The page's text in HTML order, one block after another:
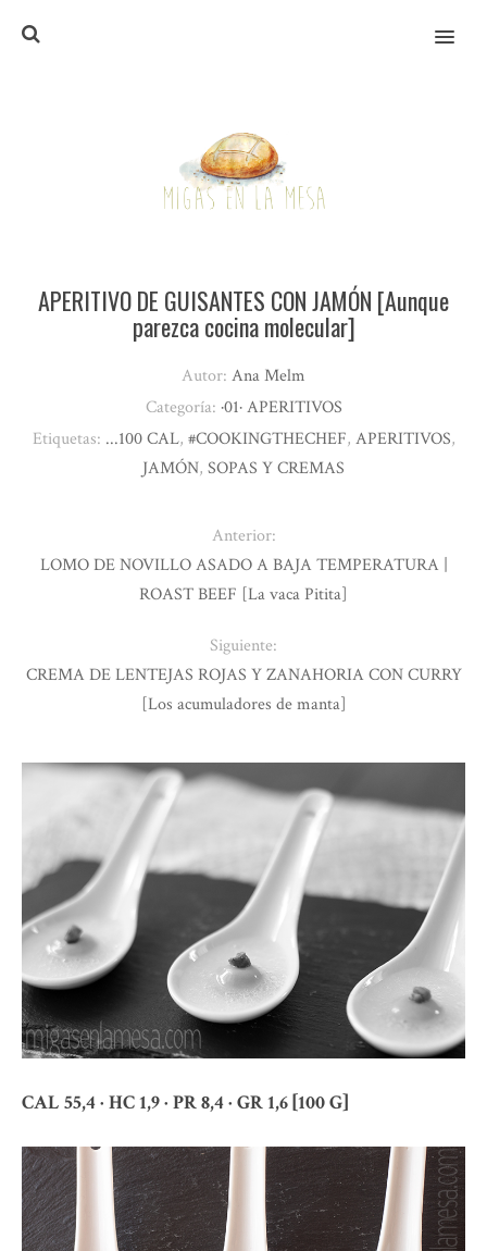
MENU
CAL 55,4 · HC 1,9 · PR 8,4 · GR 1,6 [100 G]
APERITIVO DE GUISANTES CON JAMÓN [Aunque
parezca cocina molecular]
Autor: Ana Melm
Categoría: ·01· APERITIVOS
Etiquetas: ...100 CAL, #COOKINGTHECHEF, APERITIVOS,
JAMÓN, SOPAS Y CREMAS
Anterior:
LOMO DE NOVILLO ASADO A BAJA TEMPERATURA |
ROAST BEEF [La vaca Pitita]
Siguiente:
CREMA DE LENTEJAS ROJAS Y ZANAHORIA CON CURRY
[Los acumuladores de manta]